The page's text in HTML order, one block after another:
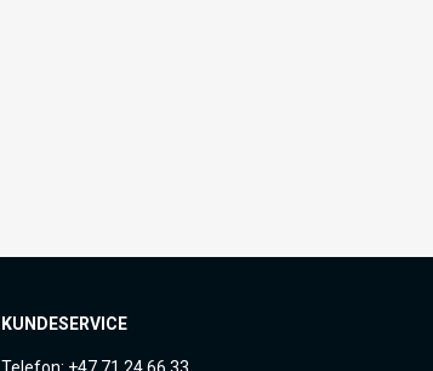
KUNDESERVICE